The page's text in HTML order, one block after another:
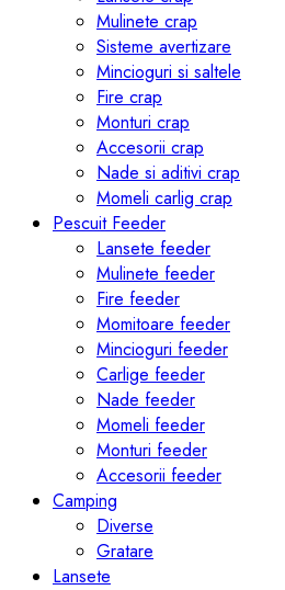
Mulinete crap
Sisteme avertizare
Mincioguri si saltele
Fire crap
Monturi crap
Accesorii crap
Nade si aditivi crap
Momeli carlig crap
Pescuit Feeder
Lansete feeder
Mulinete feeder
Fire feeder
Momitoare feeder
Mincioguri feeder
Carlige feeder
Nade feeder
Momeli feeder
Monturi feeder
Accesorii feeder
Camping
Diverse
Gratare
Lansete